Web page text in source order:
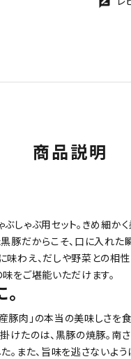
rate_review
商品説明
しゃぶ用セット。きめ細か
だからこそ、口に入れた
わえ、だしや野菜との相
をご堪能いただけます。
肉」の本当の美味しさを
けたのは、黒豚の焼豚。
。また、旨味を逃さないよ